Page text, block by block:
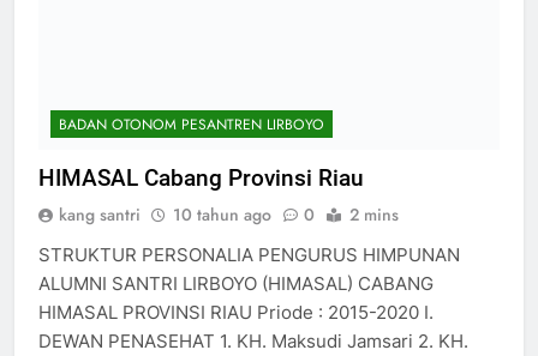
BADAN OTONOM PESANTREN LIRBOYO
HIMASAL Cabang Provinsi Riau
kang santri 10 tahun ago 0 2 mins
STRUKTUR PERSONALIA PENGURUS HIMPUNAN
ALUMNI SANTRI LIRBOYO (HIMASAL) CABANG
HIMASAL PROVINSI RIAU Priode : 2015-2020 I.
DEWAN PENASEHAT 1. KH. Maksudi Jamsari 2. KH.